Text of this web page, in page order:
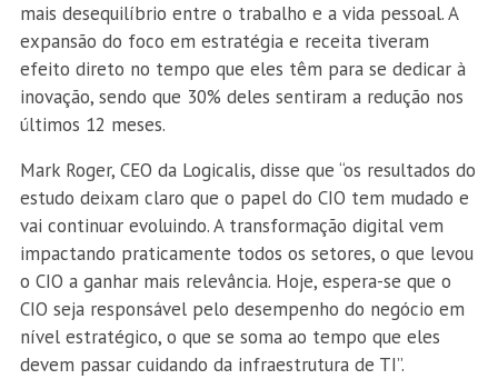
mais desequilíbrio entre o trabalho e a vida pessoal. A
expansão do foco em estratégia e receita tiveram
efeito direto no tempo que eles têm para se dedicar à
inovação, sendo que 30% deles sentiram a redução nos
últimos 12 meses.
Mark Roger, CEO da Logicalis, disse que “os resultados do
estudo deixam claro que o papel do CIO tem mudado e
vai continuar evoluindo. A transformação digital vem
impactando praticamente todos os setores, o que levou
o CIO a ganhar mais relevância. Hoje, espera-se que o
CIO seja responsável pelo desempenho do negócio em
nível estratégico, o que se soma ao tempo que eles
devem passar cuidando da infraestrutura de TI”.